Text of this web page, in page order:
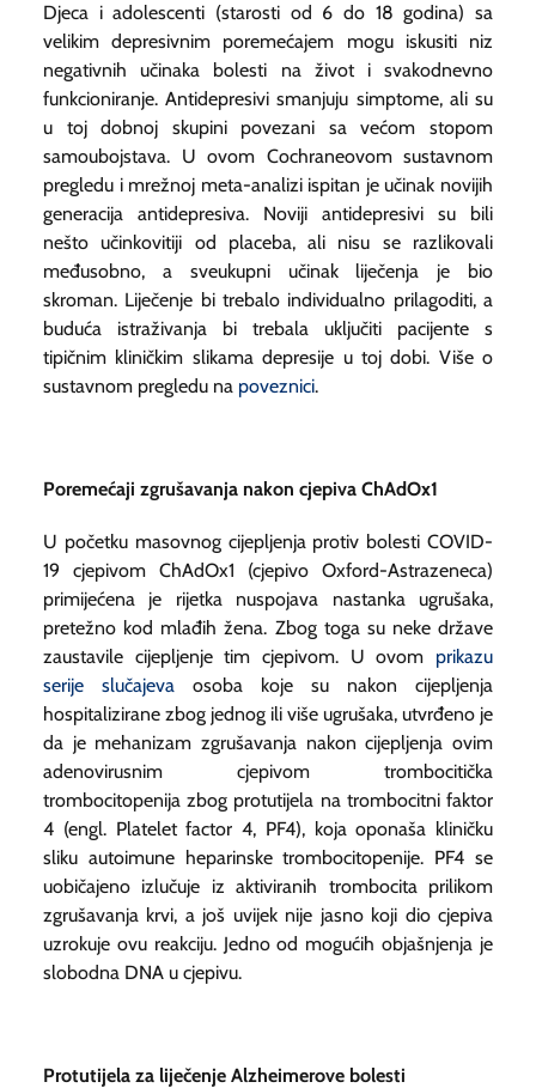
Djeca i adolescenti (starosti od 6 do 18 godina) sa
velikim depresivnim poremećajem mogu iskusiti niz
negativnih učinaka bolesti na život i svakodnevno
funkcioniranje. Antidepresivi smanjuju simptome, ali su
u toj dobnoj skupini povezani sa većom stopom
samoubojstava. U ovom Cochraneovom sustavnom
pregledu i mrežnoj meta-analizi ispitan je učinak novijih
generacija antidepresiva. Noviji antidepresivi su bili
nešto učinkovitiji od placeba, ali nisu se razlikovali
međusobno, a sveukupni učinak liječenja je bio
skroman. Liječenje bi trebalo individualno prilagoditi, a
buduća istraživanja bi trebala uključiti pacijente s
tipičnim kliničkim slikama depresije u toj dobi. Više o
sustavnom pregledu na poveznici.
Poremećaji zgrušavanja nakon cjepiva ChAdOx1
U početku masovnog cijepljenja protiv bolesti COVID-
19 cjepivom ChAdOx1 (cjepivo Oxford-Astrazeneca)
primijećena je rijetka nuspojava nastanka ugrušaka,
pretežno kod mlađih žena. Zbog toga su neke države
zaustavile cijepljenje tim cjepivom. U ovom prikazu
serije slučajeva osoba koje su nakon cijepljenja
hospitalizirane zbog jednog ili više ugrušaka, utvrđeno je
da je mehanizam zgrušavanja nakon cijepljenja ovim
adenovirusnim cjepivom trombocitička
trombocitopenija zbog protutijela na trombocitni faktor
4 (engl. Platelet factor 4, PF4), koja oponaša kliničku
sliku autoimune heparinske trombocitopenije. PF4 se
uobičajeno izlučuje iz aktiviranih trombocita prilikom
zgrušavanja krvi, a još uvijek nije jasno koji dio cjepiva
uzrokuje ovu reakciju. Jedno od mogućih objašnjenja je
slobodna DNA u cjepivu.
Protutijela za liječenje Alzheimerove bolesti